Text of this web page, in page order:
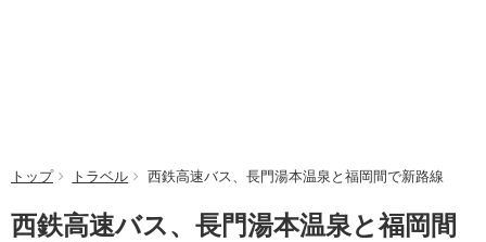
トップ トラベル 西鉄高速バス、長門湯本温泉と福岡間で新路線
西鉄高速バス、長門湯本温泉と福岡間